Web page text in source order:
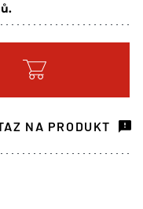
do 7 dnů
1 ks
NA PRODUKT